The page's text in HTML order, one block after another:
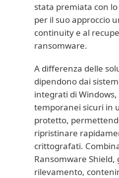
stata premiata con lo
per il suo approccio
continuity e al
ransomware.
A differenza delle
dipendono dai
integrati di Windows,
temporanei sicuri in
protetto,
ripristinare
crittografati.
Ransomware Shield,
rilevamento,